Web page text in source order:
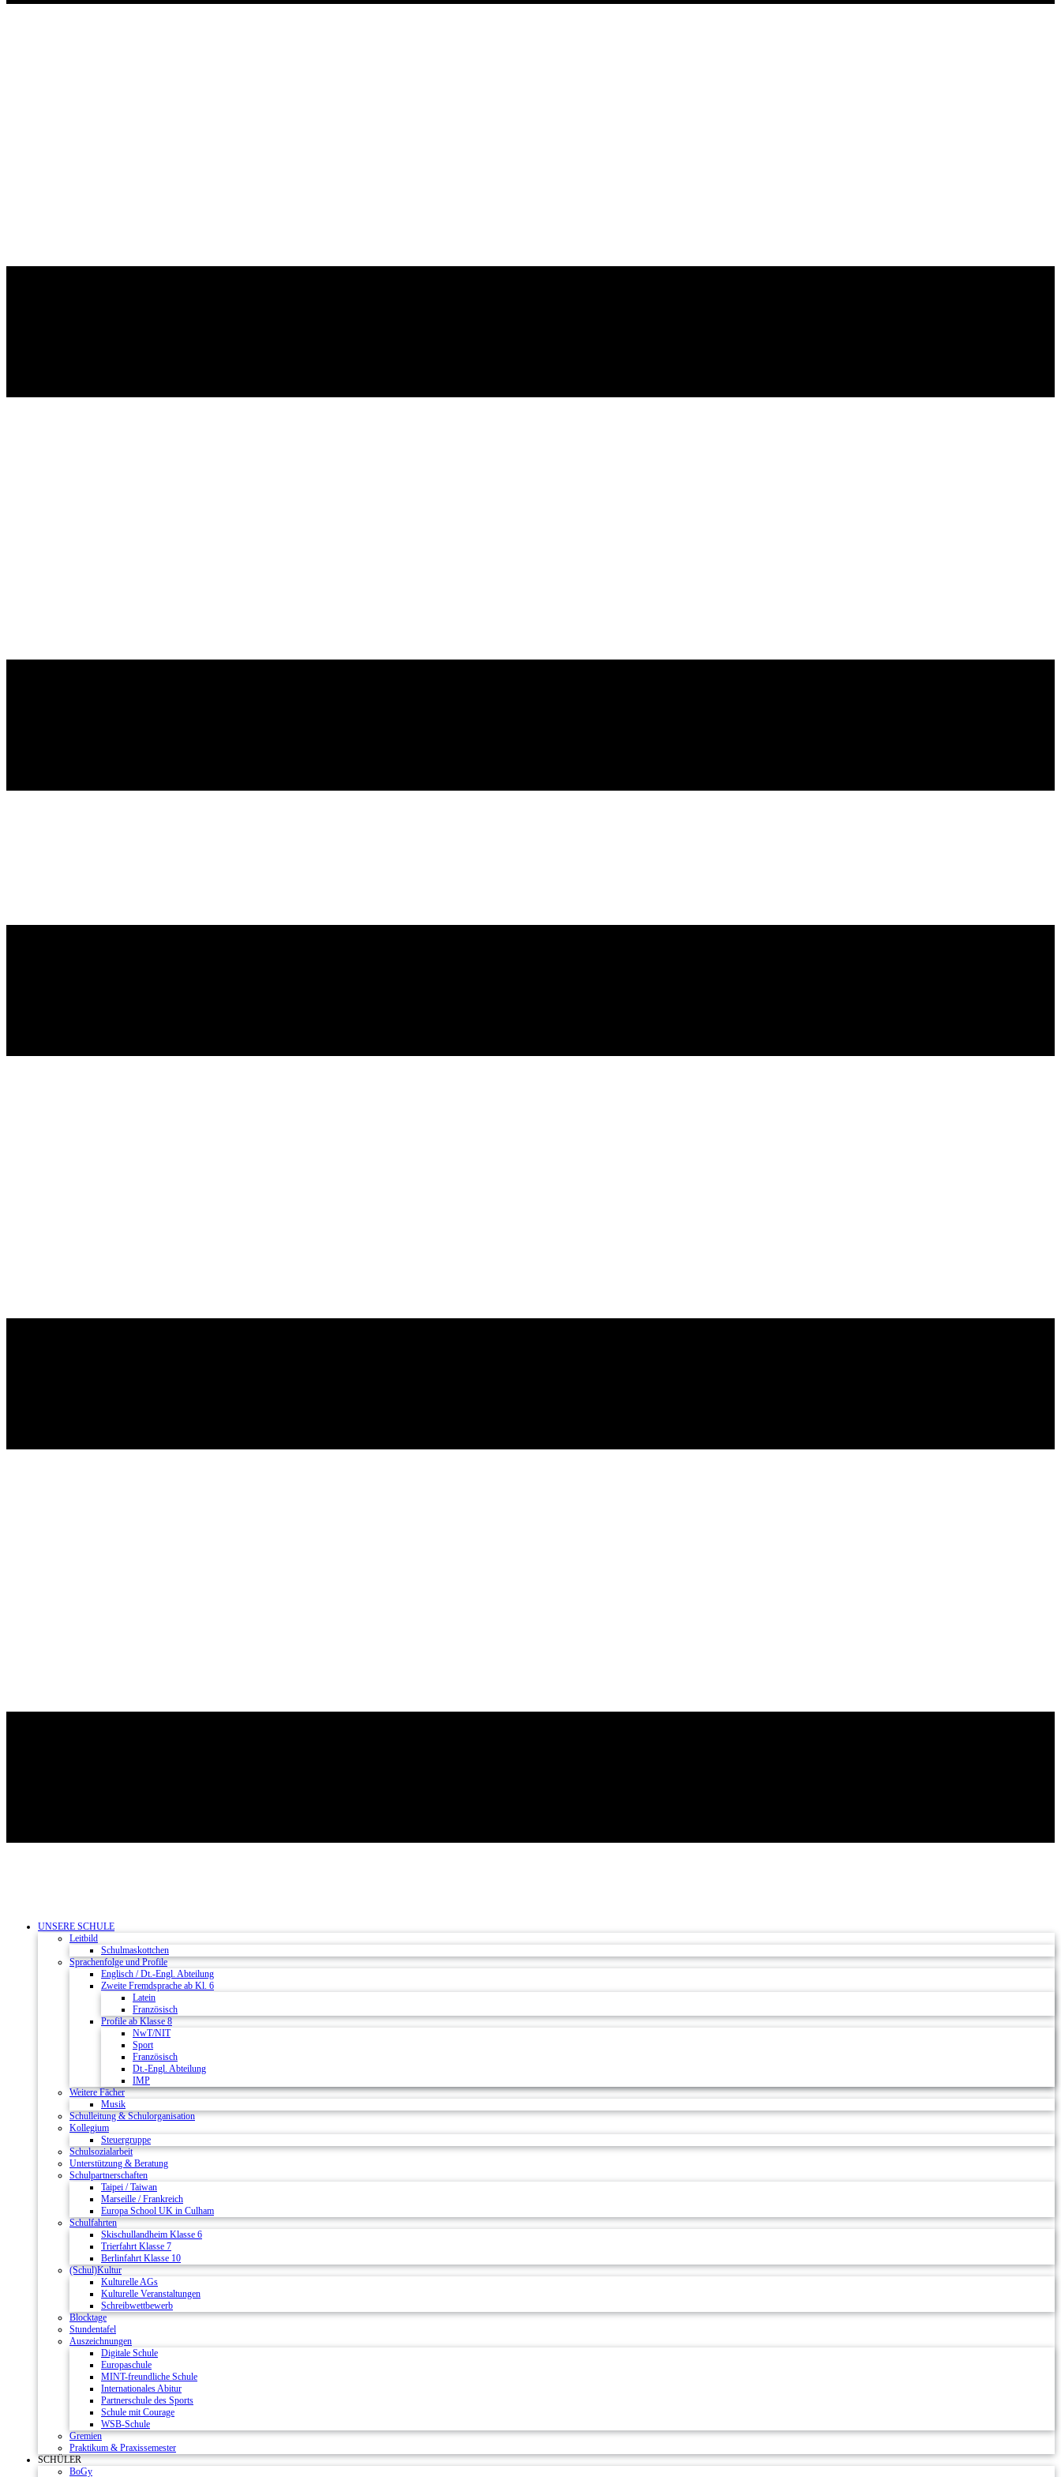
UNSERE SCHULE
Leitbild
Schulmaskottchen
Sprachenfolge und Profile
Englisch / Dt.-Engl. Abteilung
Zweite Fremdsprache ab Kl. 6
Latein
Französisch
Profile ab Klasse 8
NwT/NIT
Sport
Französisch
Dt.-Engl. Abteilung
IMP
Weitere Fächer
Musik
Schulleitung & Schulorganisation
Kollegium
Steuergruppe
Schulsozialarbeit
Unterstützung & Beratung
Schulpartnerschaften
Taipei / Taiwan
Marseille / Frankreich
Europa School UK in Culham
Schulfahrten
Skischullandheim Klasse 6
Trierfahrt Klasse 7
Berlinfahrt Klasse 10
(Schul)Kultur
Kulturelle AGs
Kulturelle Veranstaltungen
Schreibwettbewerb
Blocktage
Stundentafel
Auszeichnungen
Digitale Schule
Europaschule
MINT-freundliche Schule
Internationales Abitur
Partnerschule des Sports
Schule mit Courage
WSB-Schule
Gremien
Praktikum & Praxissemester
SCHÜLER
BoGy